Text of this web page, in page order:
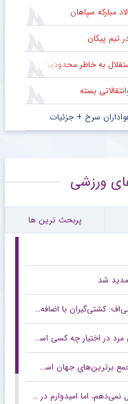
مبارکه سپاهان
تیم پیکان
خاطر محدودیت نقل‌وانتقالاتی
بسته
سرخ + جزئیات
ورزشی
پربحث ترین ها
اضافه‌وزن از تیم ملی اخراج می‌شوند!
در اختیار چه کسی است؟
درخشش در هر دو ماده آماده می‌شوم
خوبی بیفتد/ هدف اصلی ما کسب سهمیه المپیک لس‌آنجلس است